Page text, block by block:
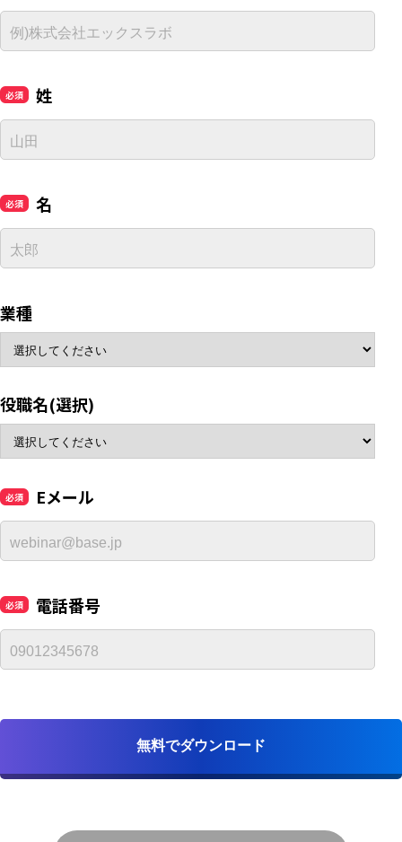
姓
名
業種
役職名(選択)
Eメール
電話番号